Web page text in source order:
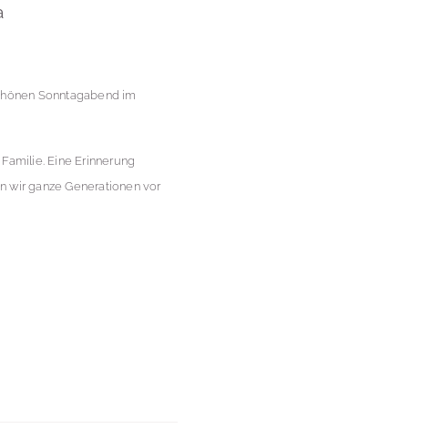
Sonntagabend im
Eine Erinnerung
wir ganze Generationen vor